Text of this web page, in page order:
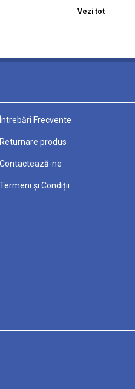
Vezi tot
Întrebări Frecvente
Returnare produs
Contactează-ne
Termeni și Condiții